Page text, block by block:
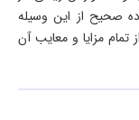
صحیح از این وسیله
مزایا و معایب آن